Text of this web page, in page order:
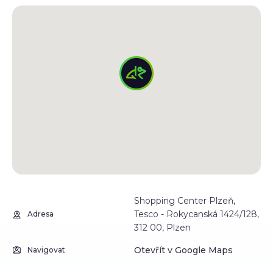
Adresa
Shopping Center Plzeň,
Tesco - Rokycanská 1424/128,
312 00, Plzen
Navigovat Otevřít v Google Maps